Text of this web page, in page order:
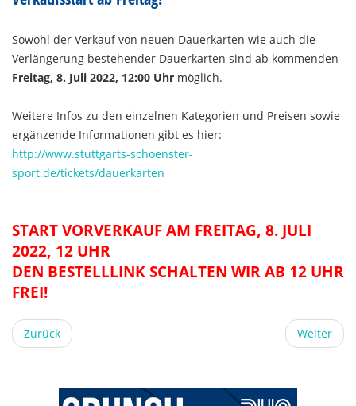
Sowohl der Verkauf von neuen Dauerkarten wie auch die
Verlängerung bestehender Dauerkarten sind ab kommenden
Freitag, 8. Juli 2022, 12:00 Uhr möglich.
Weitere Infos zu den einzelnen Kategorien und Preisen sowie
ergänzende Informationen gibt es hier:
http://www.stuttgarts-schoenster-
sport.de/tickets/dauerkarten
START VORVERKAUF AM FREITAG, 8. JULI
2022, 12 UHR
DEN BESTELLLINK SCHALTEN WIR AB 12 UHR
FREI!
Zurück Weiter